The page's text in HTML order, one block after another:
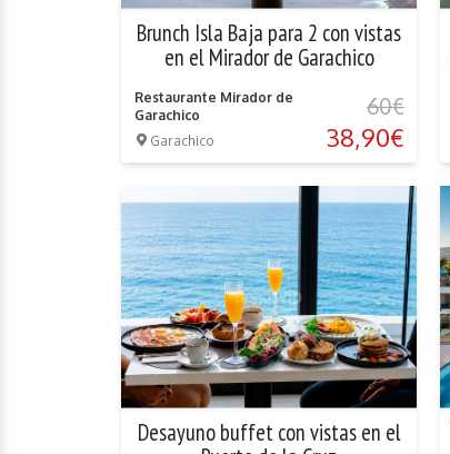
Brunch Isla Baja para 2 con vistas
en el Mirador de Garachico
Restaurante Mirador de
Garachico
Garachico
60€
38,90€
Desayuno buffet con vistas en el